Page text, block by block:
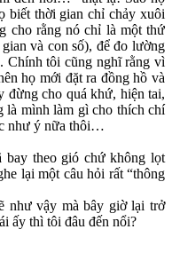
biết thời gian chỉ chảy xuôi
cho rằng nó chỉ là một thứ
và con số), để đo lường
Chính tôi cũng nghĩ rằng vì
họ mới đặt ra đồng hồ và
cho quá khứ, hiện tai,
là mình làm gì cho thích chí
như ý nữa thôi…
theo gió chứ không lọt
lại một câu hỏi rất “thông
như vậy mà bây giờ lại trở
ấy thì tôi đâu đến nổi?